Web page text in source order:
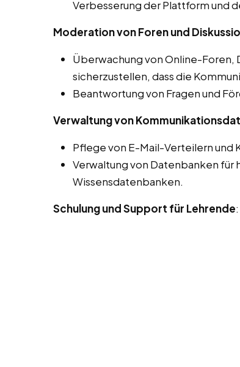
Verbesserung der Plattform und
Moderation von Foren und
Überwachung von Online-Foren,
sicherzustellen, dass die
Beantwortung von Fragen und
Verwaltung von
Pflege von E-Mail-Verteilern und
Verwaltung von Datenbanken für
Wissensdatenbanken.
Schulung und Support für Lehrende: